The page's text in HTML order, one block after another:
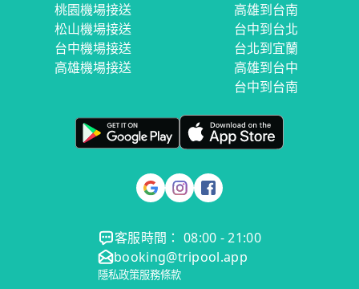
桃園機場接送
松山機場接送
台中機場接送
高雄機場接送
高雄到台南
台中到台北
台北到宜蘭
高雄到台中
台中到台南
客服時間： 08:00 - 21:00
booking@tripool.app
隱私政策服務條款